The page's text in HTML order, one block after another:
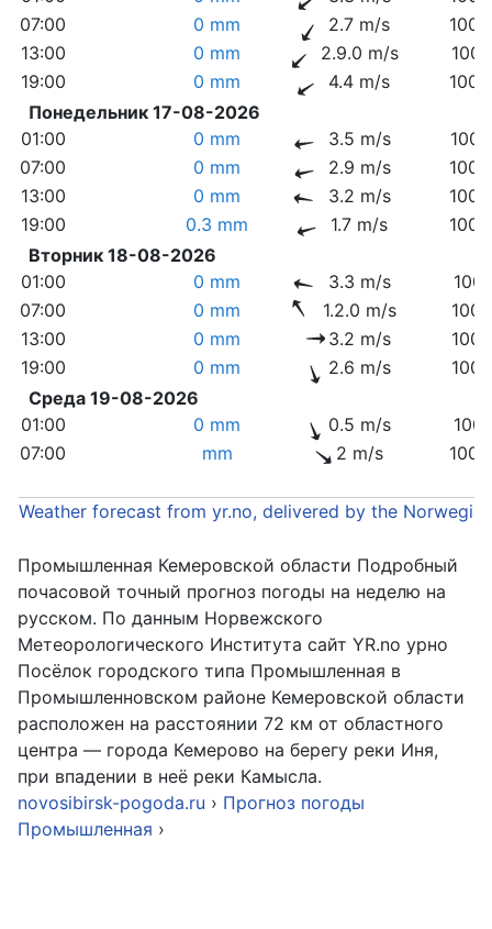
07:00
0 mm 2.7 m/s
13:00
0 mm 2.9.0 m/s
19:00
0 mm 4.4 m/s
Понедельник 17-08-2026
01:00
0 mm 3.5 m/s
07:00
0 mm 2.9 m/s
13:00
0 mm 3.2 m/s
19:00
0.3 mm 1.7 m/s
Вторник 18-08-2026
01:00
0 mm 3.3 m/s
07:00
0 mm 1.2.0 m/s
13:00
0 mm 3.2 m/s
19:00
0 mm 2.6 m/s
Среда 19-08-2026
01:00
0 mm 0.5 m/s
07:00
mm 2 m/s
Weather forecast from yr.no, delivered by the
Промышленная Кемеровской области Подробный
почасовой точный прогноз погоды на неделю на
русском. По данным Норвежского
Метеорологического Института сайт YR.no урно
Посёлок городского типа Промышленная в
Промышленновском районе Кемеровской области
расположен на расстоянии 72 км от областного
центра — города Кемерово на берегу реки Иня,
при впадении в неё реки Камысла.
novosibirsk-pogoda.ru › Прогноз погоды
Промышленная ›